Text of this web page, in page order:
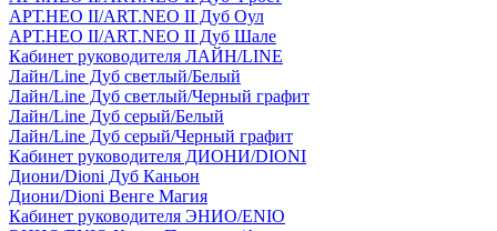
АРТ.НЕО II/ART.NEO II Дуб Оул
АРТ.НЕО II/ART.NEO II Дуб Шале
Кабинет руководителя ЛАЙН/LINE
Лайн/Line Дуб светлый/Белый
Лайн/Line Дуб светлый/Черный графит
Лайн/Line Дуб серый/Белый
Лайн/Line Дуб серый/Черный графит
Кабинет руководителя ДИОНИ/DIONI
Диони/Dioni Дуб Каньон
Диони/Dioni Венге Магия
Кабинет руководителя ЭНИО/ENIO